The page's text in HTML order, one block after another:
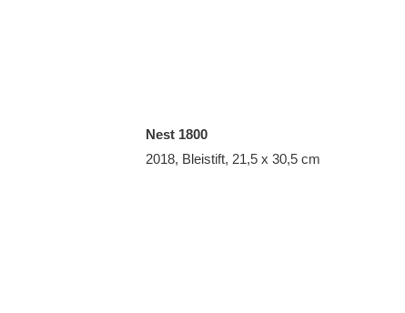
Nest 1800
2018, Bleistift, 21,5 x 30,5 cm